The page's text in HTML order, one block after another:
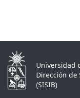
Universidad
Dirección de
(SISIB)